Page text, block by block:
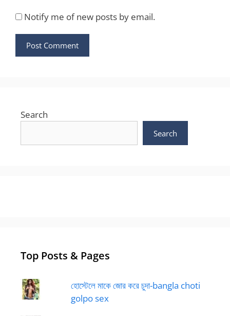
Notify me of new posts by email.
Search
Search
Top Posts & Pages
হোস্টেলে মাকে জোর করে চুদা-bangla choti
golpo sex